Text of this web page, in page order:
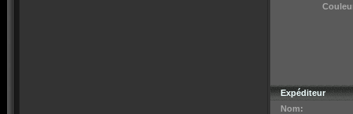
Expéditeur
Nom: